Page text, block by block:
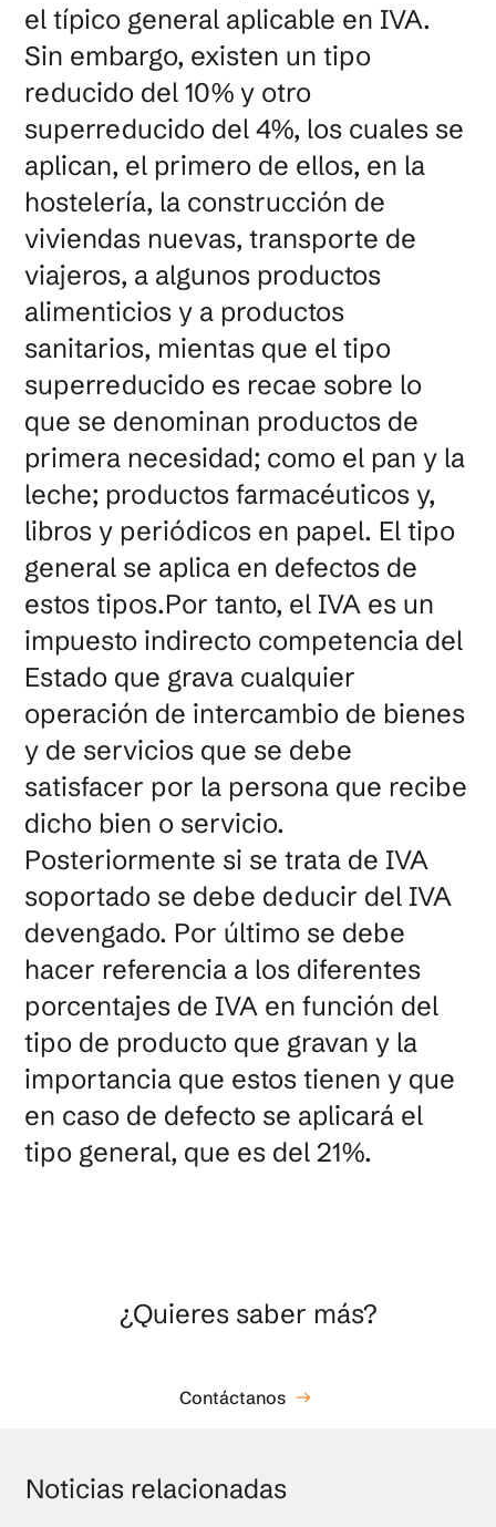
el típico general aplicable en IVA.
Sin embargo, existen un tipo
reducido del 10% y otro
superreducido del 4%, los cuales se
aplican, el primero de ellos, en la
hostelería, la construcción de
viviendas nuevas, transporte de
viajeros, a algunos productos
alimenticios y a productos
sanitarios, mientas que el tipo
superreducido es recae sobre lo
que se denominan productos de
primera necesidad; como el pan y la
leche; productos farmacéuticos y,
libros y periódicos en papel. El tipo
general se aplica en defectos de
estos tipos.Por tanto, el IVA es un
impuesto indirecto competencia del
Estado que grava cualquier
operación de intercambio de bienes
y de servicios que se debe
satisfacer por la persona que recibe
dicho bien o servicio.
Posteriormente si se trata de IVA
soportado se debe deducir del IVA
devengado. Por último se debe
hacer referencia a los diferentes
porcentajes de IVA en función del
tipo de producto que gravan y la
importancia que estos tienen y que
en caso de defecto se aplicará el
tipo general, que es del 21%.
¿Quieres saber más?
Contáctanos east
Noticias relacionadas